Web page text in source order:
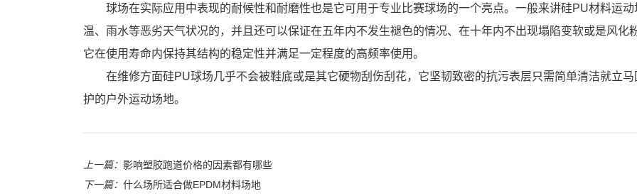
球场在实际应用中表现的耐候性和耐磨性也是它可用于专业比赛球场的一个亮点。一般来讲硅PU材料运
温、雨水等恶劣天气状况的，并且还可以保证在五年内不发生褪色的情况、在十年内不出现塌陷变软或是风
它在使用寿命内保持其结构的稳定性并满足一定程度的高频率使用。
在维修方面硅PU球场几乎不会被鞋底或是其它硬物刮伤刮花，它坚韧致密的抗污表层只需简单清洁就立
护的户外运动场地。
上一篇： 影响塑胶跑道价格的因素都有哪些
下一篇： 什么场所适合做EPDM材料场地